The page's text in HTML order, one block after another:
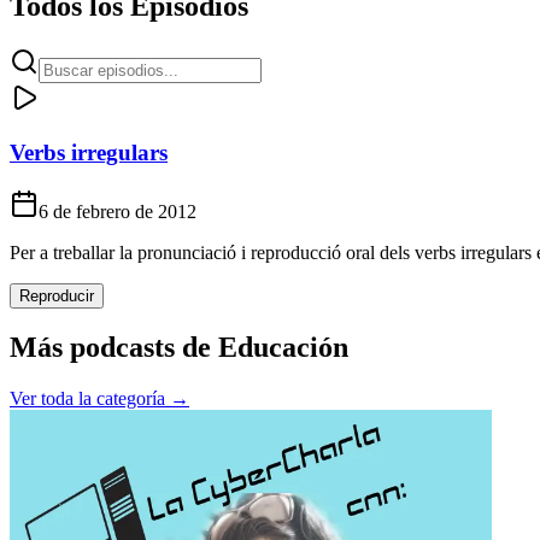
Todos los Episodios
Verbs irregulars
6 de febrero de 2012
Per a treballar la pronunciació i reproducció oral dels verbs irregulars
Reproducir
Más podcasts de Educación
Ver toda la categoría →